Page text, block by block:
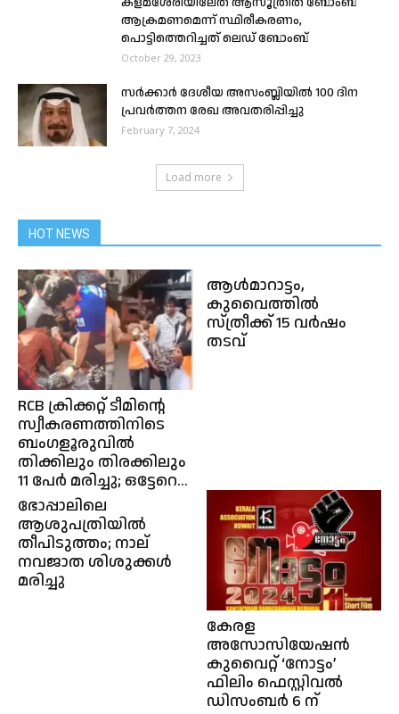
ആക്രമണമെന്ന് സ്ഥിരീകരണം,
പൊട്ടിത്തെറിച്ചത് ലെഡ് ബോംബ്
October 29, 2023
സർക്കാർ ദേശീയ അസംബ്ലിയിൽ 100 ദിന
പ്രവർത്തന രേഖ അവതരിപ്പിച്ചു
February 7, 2024
Load more
HOT NEWS
RCB ക്രിക്കറ്റ് ടീമിന്റെ
സ്വീകരണത്തിനിടെ
ബംഗളൂരുവിൽ
തിക്കിലും തിരക്കിലും
11 പേർ മരിച്ചു; ഒട്ടേറെ...
ആൾമാറാട്ടം,
കുവൈത്തിൽ
സ്ത്രീക്ക് 15 വർഷം
തടവ്
ഭോപ്പാലിലെ
ആശുപത്രിയിൽ
തീപിടുത്തം; നാല്
നവജാത ശിശുക്കൾ
മരിച്ചു
കേരള
അസോസിയേഷന്‍
കുവൈറ്റ് ‘നോട്ടം’
ഫിലിം ഫെസ്റ്റിവല്‍
ഡിസംബര്‍ 6 ന്